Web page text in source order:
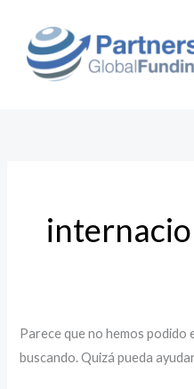
contenido
Parece que no hemos
buscando. Quizá pueda
por: